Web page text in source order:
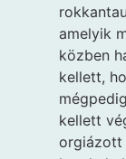
amelyik
közben
kellett,
kellett
orgiázott